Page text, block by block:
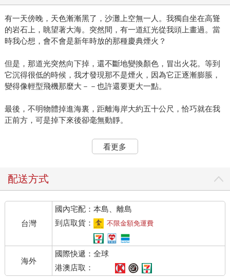
有一天傍晚，天色漸漸黑了，沙灘上空無一人。我獨自坐在高聳
的岩石上，眺望著大海。突然間，有一道紅光從我頭上畫過。當
時我心想，會不會是新年時放的那種慶典煙火？
但是，那道光突然向下掉，還不斷地變換顏色，冒出火花。等到
它沉得很低的時候，我才發現那不是煙火，因為它正逐漸膨脹，
變得像輕型飛機那麼大－－也許還要更大一點。
最後，不明物體掉進海裏，距離海岸大約五十公尺，恰巧就在我
正前方，可是掉下來後卻毫無動靜。
我以為自己目睹了一次空難。我抬頭搜尋天空，看看有沒有降落
傘從天而降－－沒有，海灘上仍然是一片寧靜。
我有點害怕，想儘快逃離現場，找人訴說剛才發生的怪事。不過
就在我打算離開的時候，飛機墜落的地方浮起來一個白色的東西
－－我定睛看清楚後，發現那是一個人朝著岸邊游了過來。我猜
想應該是飛行員吧，他終於死裏逃生。我在岸邊等著他逐漸靠
近，或許可以助他一臂之力。
他游得很快，我想他大概沒受什麼傷。
看更多
配送方式
台灣
國內宅配：本島、離島
到店取貨：
不限金額免運費
海外
國際快遞：全球
港澳店取：